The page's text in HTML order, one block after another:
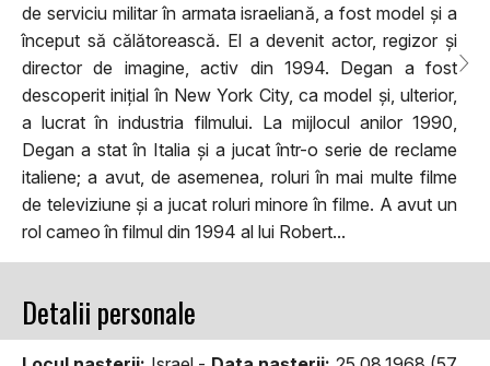
de serviciu militar în armata israeliană, a fost model și a
început să călătorească. El a devenit actor, regizor și
director de imagine, activ din 1994. Degan a fost
descoperit inițial în New York City, ca model și, ulterior,
a lucrat în industria filmului. La mijlocul anilor 1990,
Degan a stat în Italia și a jucat într-o serie de reclame
italiene; a avut, de asemenea, roluri în mai multe filme
de televiziune și a jucat roluri minore în filme. A avut un
rol cameo în filmul din 1994 al lui Robert...
Detalii personale